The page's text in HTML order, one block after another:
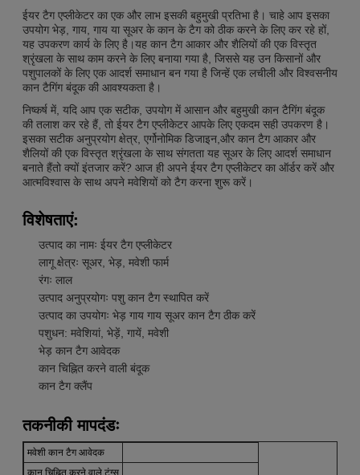
ईयर टैग एप्लीकेटर का एक और लाभ इसकी बहुमुखी प्रतिभा है। चाहे आप इसका
उपयोग भेड़, गाय, गाय या सूअर के कान के टैग को ठीक करने के लिए कर रहे हों,
यह उपकरण कार्य के लिए है।यह कान टैग आकार और शैलियों की एक विस्तृत
श्रृंखला के साथ काम करने के लिए बनाया गया है, जिससे यह उन किसानों और
पशुपालकों के लिए एक आदर्श समाधान बन गया है जिन्हें एक लचीली और विश्वसनीय
कान टैगिंग बंदूक की आवश्यकता है।
निष्कर्ष में, यदि आप एक सटीक, उपयोग में आसान और बहुमुखी कान टैगिंग बंदूक
की तलाश कर रहे हैं, तो ईयर टैग एप्लीकेटर आपके लिए एकदम सही उपकरण है।
इसका सटीक अनुप्रयोग क्षेत्र, एर्गोनोमिक डिजाइन,और कान टैग आकार और
शैलियों की एक विस्तृत श्रृंखला के साथ संगतता यह सूअर के लिए आदर्श समाधान
बनाते हैंतो क्यों इंतजार करें? आज ही अपने ईयर टैग एप्लीकेटर का ऑर्डर करें और
आत्मविश्वास के साथ अपने मवेशियों को टैग करना शुरू करें।
विशेषताएं:
उत्पाद का नामः ईयर टैग एप्लीकेटर
लागू क्षेत्रः सूअर, भेड़, मवेशी फार्म
रंगः लाल
उत्पाद अनुप्रयोगः पशु कान टैग स्थापित करें
उत्पाद का उपयोगः भेड़ गाय गाय सूअर कान टैग ठीक करें
पशुधन: मवेशियां, भेड़ें, गायें, मवेशी
भेड़ कान टैग आवेदक
कान चिह्नित करने वाली बंदूक
कान टैग क्लैंप
तकनीकी मापदंडः
मवेशी कान टैग आवेदक
कान चिह्नित करने वाले टंग्स